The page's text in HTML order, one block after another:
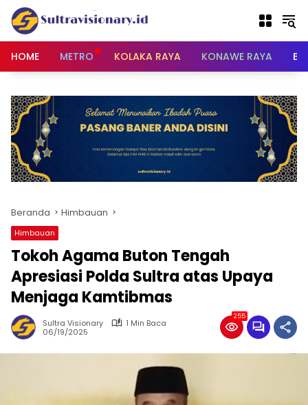
Langsung
konten
HOME
METRO KOLAKA RAYA KONAWE RAYA
Beranda Himbauan
Himbauan
Tokoh Agama Buton Tengah
Apresiasi Polda Sultra atas Upaya
Menjaga Kamtibmas
Sultra Visionary
1 Min Baca
06/19/2025
255